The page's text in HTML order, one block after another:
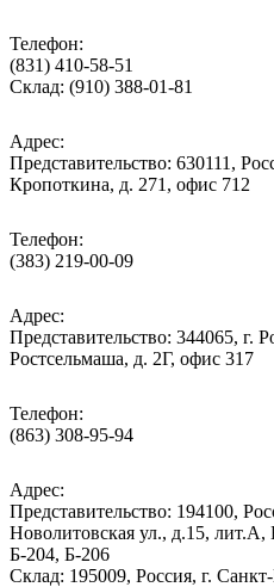
Телефон:
(831) 410-58-51
Склад: (910) 388-01-81
Адрес:
Представительство: 630111,
Кропоткина, д. 271, офис 712
Телефон:
(383) 219-00-09
Адрес:
Представительство: 344065, г.
Ростсельмаша, д. 2Г, офис 317
Телефон:
(863) 308-95-94
Адрес:
Представительство: 194100,
Новолитовская ул., д.15,
Б-204, Б-206
Склад: 195009, Россия, г.